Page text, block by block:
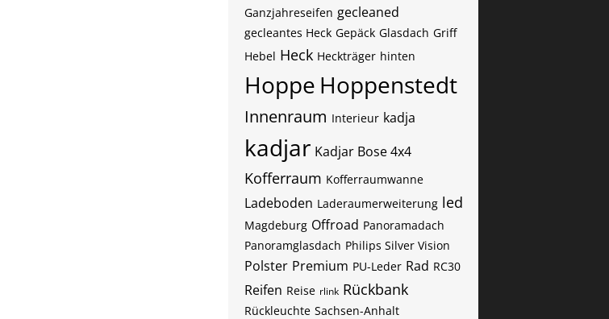
Ganzjahreseifen gecleaned
gecleantes Heck Gepäck Glasdach Griff
Hebel Heck Heckträger hinten
Hoppe Hoppenstedt
Innenraum Interieur kadja
kadjar Kadjar Bose 4x4
Kofferraum Kofferraumwanne
Ladeboden Laderaumerweiterung led
Magdeburg Offroad Panoramadach
Panoramglasdach Philips Silver Vision
Polster Premium PU-Leder Rad RC30
Reifen Reise rlink Rückbank
Rückleuchte Sachsen-Anhalt